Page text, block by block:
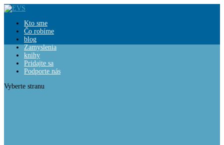
Close
Kto sme
Čo robíme
blog
Zamyslenia
knihy
Pridajte sa
Podporte nás
Vyberte stranu